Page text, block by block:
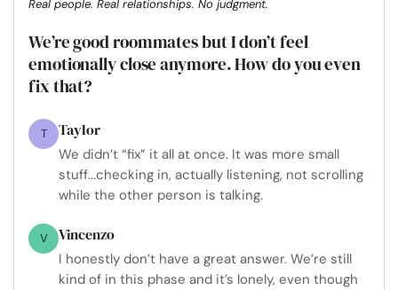
Real people. Real relationships. No judgment.
We’re good roommates but I don’t feel
emotionally close anymore. How do you even
fix that?
T Taylor
We didn’t “fix” it all at once. It was more small
stuff...checking in, actually listening, not scrolling
while the other person is talking.
V Vincenzo
I honestly don’t have a great answer. We’re still
kind of in this phase and it’s lonely, even though